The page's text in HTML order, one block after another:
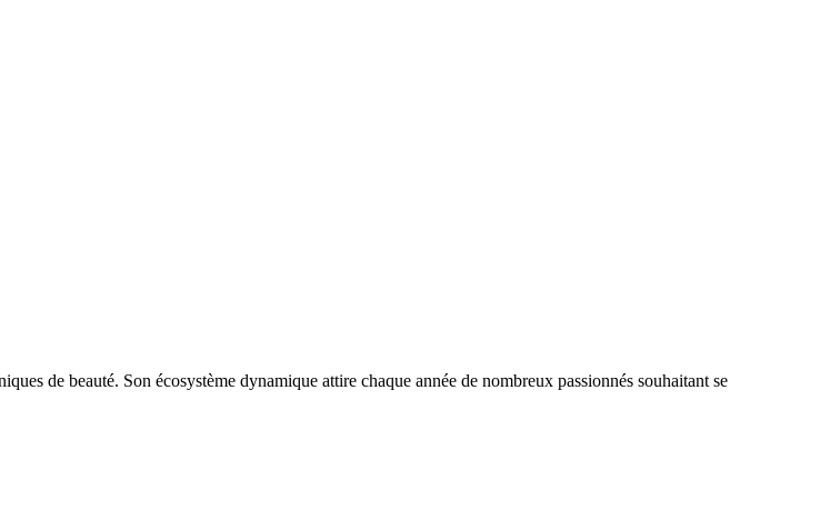
de beauté. Son écosystème dynamique attire chaque année de nombreux passionnés souhaitant se